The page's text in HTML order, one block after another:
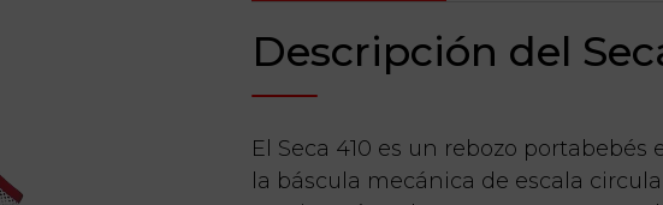
Descripción del
El Seca 410 es un rebozo
la báscula mecánica de escala